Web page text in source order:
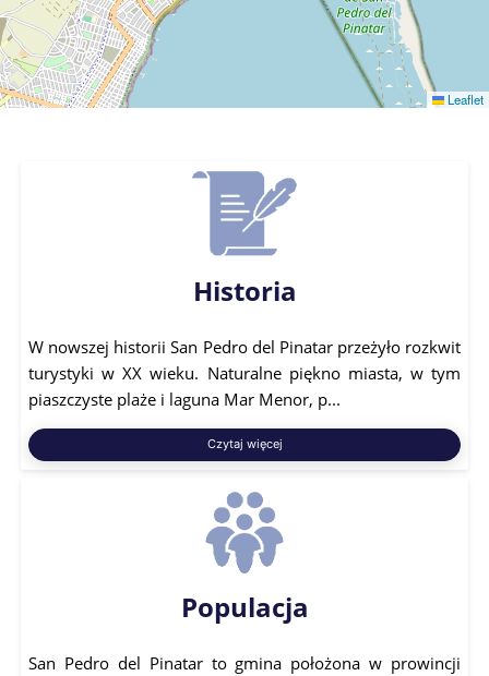
Leaflet
Historia
W nowszej historii San Pedro del Pinatar przeżyło rozkwit
turystyki w XX wieku. Naturalne piękno miasta, w tym
piaszczyste plaże i laguna Mar Menor, p...
Czytaj więcej
Populacja
San Pedro del Pinatar to gmina położona w prowincji